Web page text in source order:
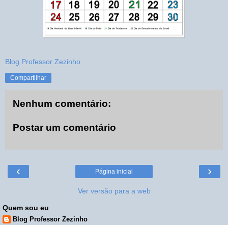
Blog Professor Zezinho
Compartilhar
Nenhum comentário:
Postar um comentário
‹ ›
Página inicial
Ver versão para a web
Quem sou eu
Blog Professor Zezinho